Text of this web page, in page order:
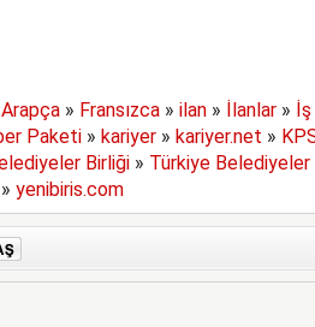
Arapça» Fransızca» ilan» İlanlar» İş
Paketi» kariyer» kariyer.net »
Birliği» Türkiye Belediyeler
» yenibiris.com